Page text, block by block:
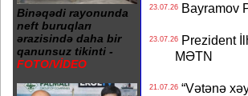
Binəqədi rayonunda
neft buruqları
ərazisində daha bir
qanunsuz tikinti -
FOTO/VİDEO
23.07.26Bayramov
23.07.26Prezident
MƏTN
21.07.26“Vətənə